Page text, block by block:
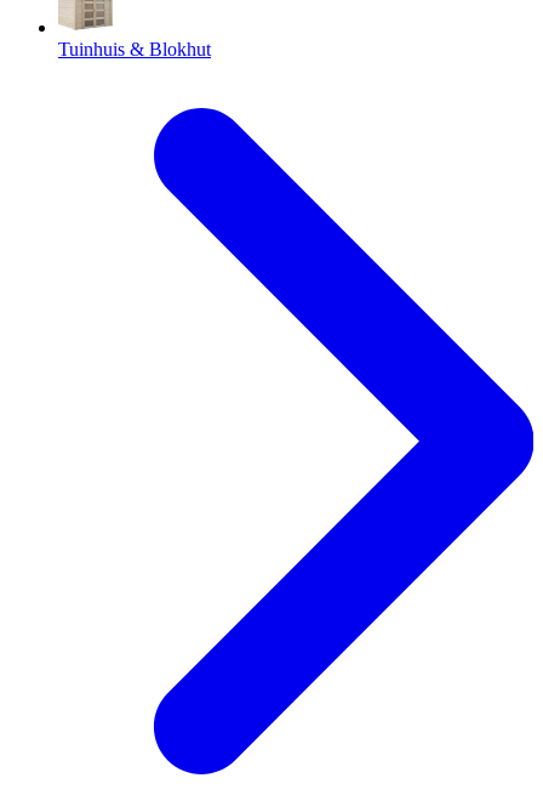
Tuinhuis & Blokhut